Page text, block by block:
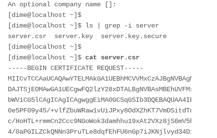
An optional company name []:
[dime@localhost ~]$
[dime@localhost ~]$ ls | grep -i server
server.csr  server.key  server.key.secure
[dime@localhost ~]$
[dime@localhost ~]$ cat server.csr
-----BEGIN CERTIFICATE REQUEST-----
0e5PF09y45/
c/
4/